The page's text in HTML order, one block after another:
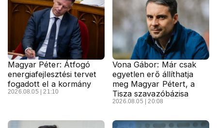
Magyar Péter: Átfogó
energiafejlesztési tervet
fogadott el a kormány
2026.08.05 | 21:10
Vona Gábor: Már csak
egyetlen erő állíthatja
meg Magyar Pétert, a
Tisza szavazóbázisa
2026.08.05 | 20:08